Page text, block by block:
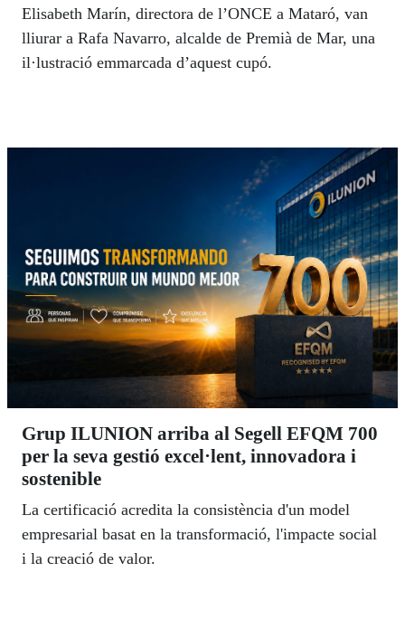
Elisabeth Marín, directora de l’ONCE a Mataró, van
lliurar a Rafa Navarro, alcalde de Premià de Mar, una
il·lustració emmarcada d’aquest cupó.
Grup ILUNION arriba al Segell EFQM 700
per la seva gestió excel·lent, innovadora i
sostenible
La certificació acredita la consistència d'un model
empresarial basat en la transformació, l'impacte social
i la creació de valor.